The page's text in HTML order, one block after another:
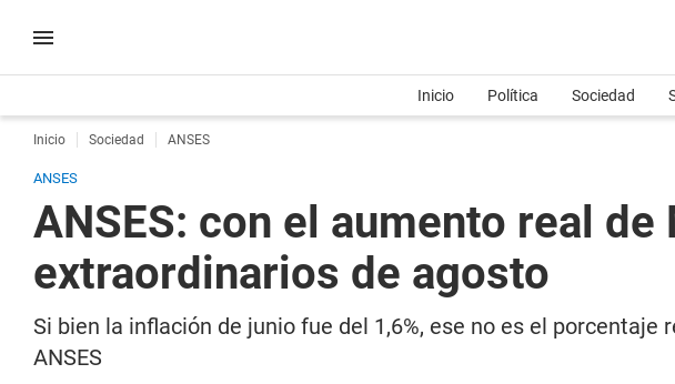
Inicio Política Sociedad
Inicio Sociedad ANSES
ANSES
ANSES: con el aumento real
extraordinarios de agosto
Si bien la inflación de junio fue del 1,6%, ese no es el
ANSES